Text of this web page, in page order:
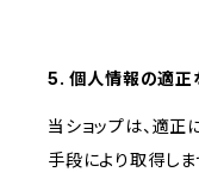
5. 個人情報の適正
当ショップは、適
手段により取得しま